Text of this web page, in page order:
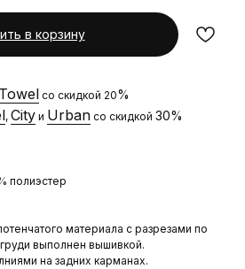
в корзину
Towel со скидкой 20%
, City и Urban со скидкой 30%
полиэстер
материала с разрезами по
выполнен вышивкой.
на задних карманах.